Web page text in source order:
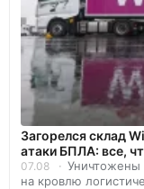
Загорелся склад
атаки БПЛА: все,
07.08
Уничтожены
на кровлю